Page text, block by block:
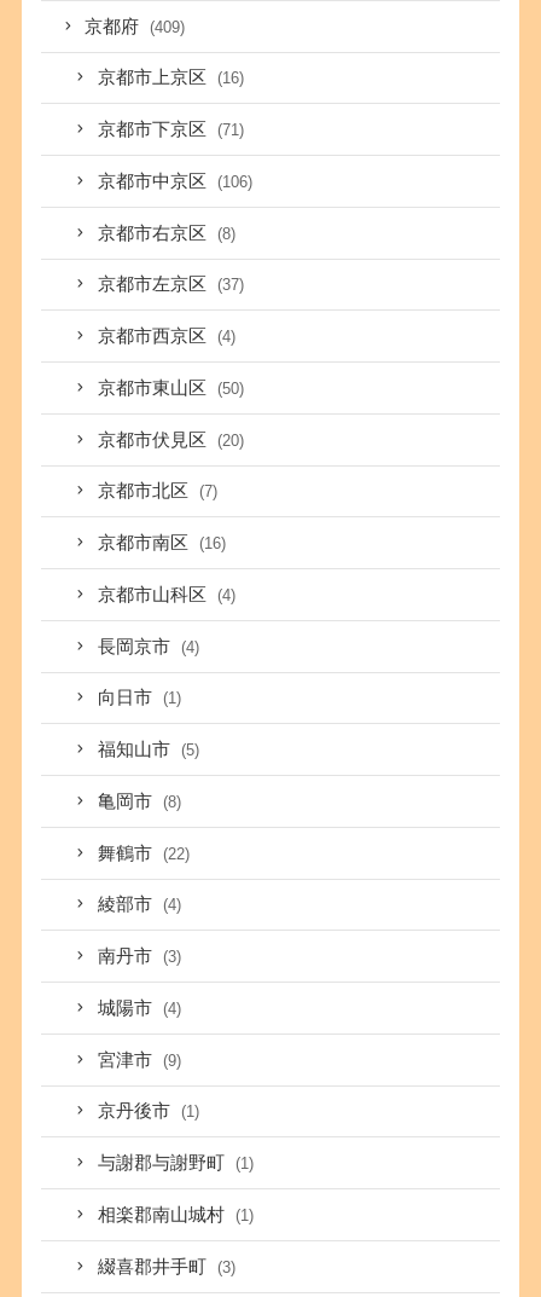
京都府 (409)
京都市上京区 (16)
京都市下京区 (71)
京都市中京区 (106)
京都市右京区 (8)
京都市左京区 (37)
京都市西京区 (4)
京都市東山区 (50)
京都市伏見区 (20)
京都市北区 (7)
京都市南区 (16)
京都市山科区 (4)
長岡京市 (4)
向日市 (1)
福知山市 (5)
亀岡市 (8)
舞鶴市 (22)
綾部市 (4)
南丹市 (3)
城陽市 (4)
宮津市 (9)
京丹後市 (1)
与謝郡与謝野町 (1)
相楽郡南山城村 (1)
綴喜郡井手町 (3)